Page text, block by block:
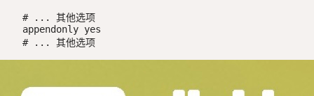
# ... 其他选项
appendonly yes
# ... 其他选项